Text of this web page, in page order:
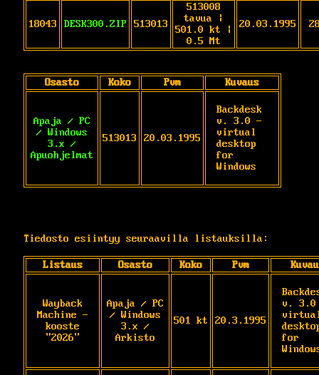
18043 DESK300.ZIP 513013
513008
tavua |
501.0 kt |
0.5 Mt
20.03.1995
Osasto Koko Pvm Kuvaus
Apaja / PC
/ Windows
3.x /
Apuohjelmat
513013 20.03.1995
Backdesk
v. 3.0 -
virtual
desktop
for
Windows
Tiedosto esiintyy seuraavilla listauksilla:
Listaus Osasto Koko Pvm
Wayback
Machine -
kooste
"2026"
Apaja / PC
/ Windows
3.x /
Arkisto
501 kt 20.3.1995
v.
for